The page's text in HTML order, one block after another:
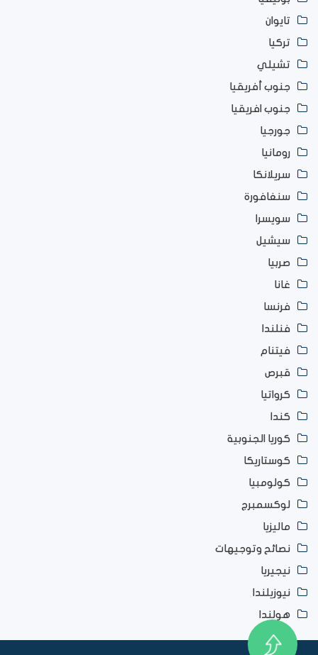
تايوان
تركيا
تشيلي
جنوب أفريقيا
جنوب افريقيا
جورجيا
رومانيا
سريلانكا
سنغافورة
سويسرا
سيشيل
صربيا
غانا
فرنسا
فنلندا
فيتنام
قبرص
كرواتيا
كندا
كوريا الجنوبية
كوستاريكا
كولومبيا
لوكسمبرج
ماليزيا
نصائح وتوجيهات
نيجيريا
نيوزيلندا
هولندا